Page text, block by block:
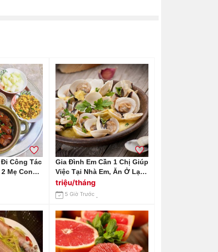
Công Tác
Mẹ Con
Gia Đình Em Cần 1 Chị Giúp
Việc Tại Nhà Em, Ăn Ở Lại
Nhà Em Ở Chung Cư
Estella Heights Q2 Lương
Em Gửi 13 Triệu
triệu/tháng
5 Giờ Trước